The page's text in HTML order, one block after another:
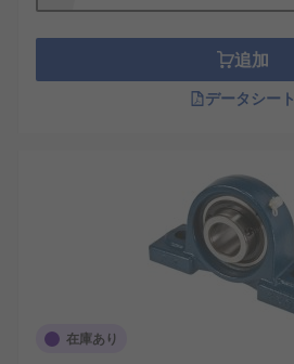
追加
データシート
在庫あり